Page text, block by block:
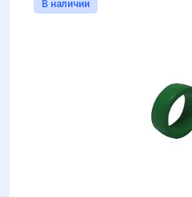
В наличии